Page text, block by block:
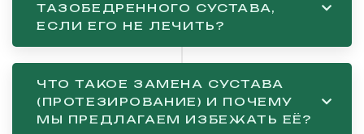
ТАЗОБЕДРЕННОГО СУСТАВА,
ЕСЛИ ЕГО НЕ ЛЕЧИТЬ?
ЧТО ТАКОЕ ЗАМЕНА СУСТАВА
(ПРОТЕЗИРОВАНИЕ) И ПОЧЕМУ
МЫ ПРЕДЛАГАЕМ ИЗБЕЖАТЬ ЕЁ?